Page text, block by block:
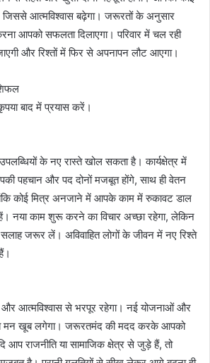
जिससे आत्मविश्वास बढ़ेगा। जरूरतों के अनुसार
आपको सफलता दिलाएगा। परिवार में चल रही
और रिश्तों में फिर से अपनापन लौट आएगा।
बाद में प्रयास करें।
के नए रास्ते खोल सकता है। कार्यक्षेत्र में
पहचान और पद दोनों मजबूत होंगे, साथ ही वेतन
कोई मित्र अनजाने में आपके काम में रुकावट डाल
नया काम शुरू करने का विचार अच्छा रहेगा, लेकिन
सलाह जरूर लें। अविवाहित लोगों के जीवन में नए रिश्ते
आत्मविश्वास से भरपूर रहेगा। नई योजनाओं और
मन खूब लगेगा। जरूरतमंद की मदद करके आपको
राजनीति या सामाजिक क्षेत्र से जुड़े हैं, तो